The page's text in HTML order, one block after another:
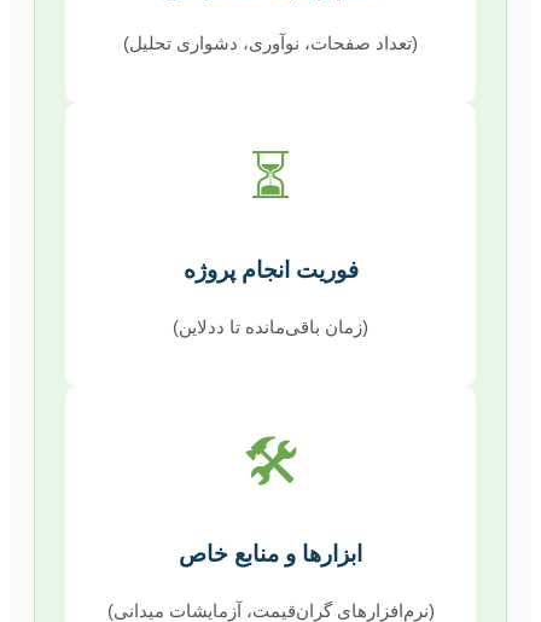
(تعداد صفحات، نوآوری، دشواری تحلیل)
⏳
فوریت انجام پروژه
(زمان باقی‌مانده تا ددلاین)
🛠️
ابزارها و منابع خاص
(نرم‌افزارهای گران‌قیمت، آزمایشات میدانی)